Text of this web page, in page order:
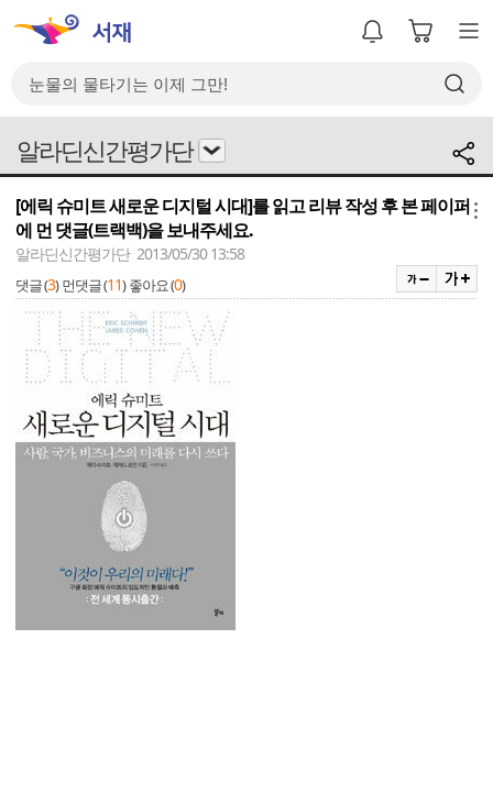
알라딘신간평가단
[에릭 슈미트 새로운 디지털 시대]를 읽고 리뷰 작성 후 본 페이퍼
에 먼 댓글(트랙백)을 보내주세요.
알라딘신간평가단 2013/05/30 13:58
댓글 (3) 먼댓글 (11) 좋아요 (0)